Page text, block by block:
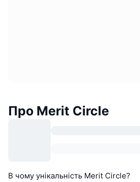
Про Merit Circle
В чому унікальність Merit Circle?